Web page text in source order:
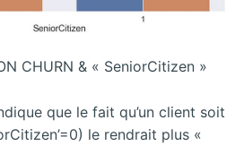
CHURN & « SeniorCitizen »
que le fait qu’un client soit
le rendrait plus «